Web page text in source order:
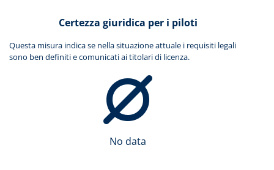
Certezza giuridica per i piloti
Questa misura indica se nella situazione attuale i requisiti legali
sono ben definiti e comunicati ai titolari di licenza.
No data